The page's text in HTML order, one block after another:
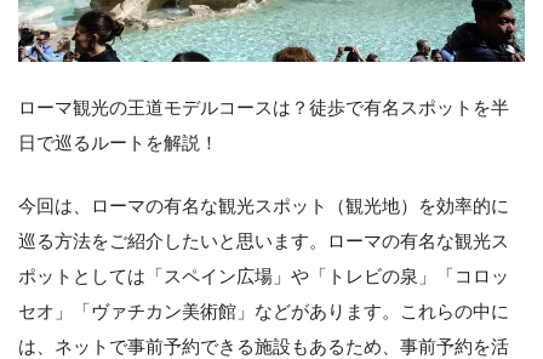
ローマ観光の王道モデルコースは？徒歩で有名スポットを半
日で巡るルートを解説！
今回は、ローマの有名な観光スポット（観光地）を効率的に
巡る方法をご紹介したいと思います。ローマの有名な観光ス
ポットとしては「スペイン広場」や「トレビの泉」「コロッ
セオ」「ヴァチカン美術館」などがあります。これらの中に
は、ネットで事前予約できる施設もあるため、事前予約を活